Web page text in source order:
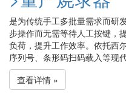
是为传统手工多批量需求而研
步操作而无需等待人工按键，
负荷，提升工作效率。依托西
序列号、条形码扫码载入等现
查看详情 »